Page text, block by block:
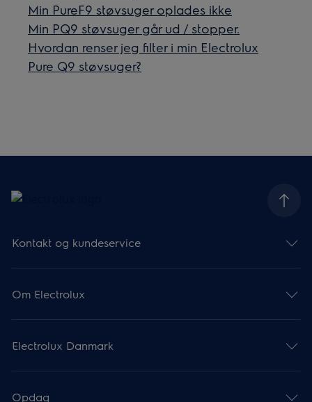
Min PureF9 støvsuger oplades ikke
Min PQ9 støvsuger går ud / stopper.
Hvordan renser jeg filter i min Electrolux
Pure Q9 støvsuger?
Kontakt og kundeservice
Om Electrolux
Electrolux Danmark
Opdag